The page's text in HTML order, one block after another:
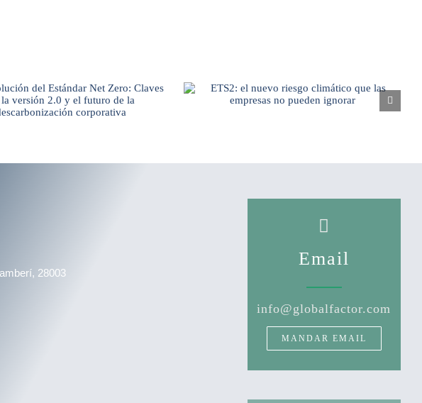
28003
Email
info@globalfactor.com
MANDAR EMAIL